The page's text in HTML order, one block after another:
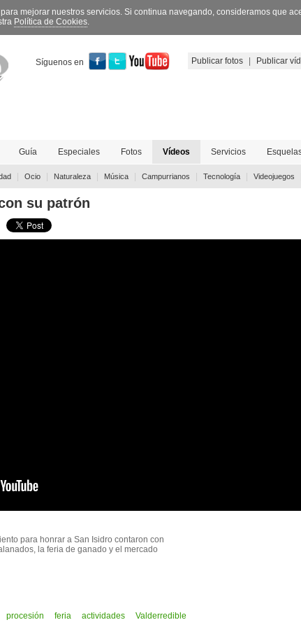
mejorar nuestros servicios. Si continua navegando, consideramos que
Política de Cookies.
Síguenos en Publicar fotos Publicar
Guía Especiales Fotos Vídeos
Ocio Naturaleza Música Campurrianos Tecnología Videojuegos
Servicios
su patrón
para honrar a San Isidro contaron con
la feria de ganado y el mercado
procesión feria actividades Valderredible